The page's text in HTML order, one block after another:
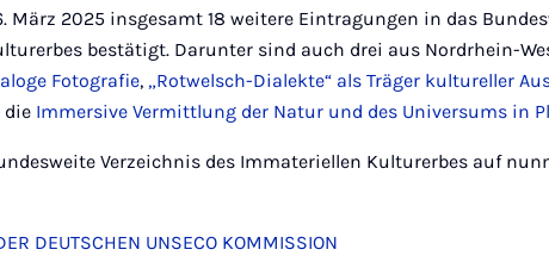
März 2025 insgesamt 18 weitere Eintragungen in das
bestätigt. Darunter sind auch drei aus Nordrhein-
Fotografie, „Rotwelsch-Dialekte“ als Träger kultureller
die Immersive Vermittlung der Natur und des Universums in
Verzeichnis des Immateriellen Kulturerbes auf
DEUTSCHEN UNSECO KOMMISSION